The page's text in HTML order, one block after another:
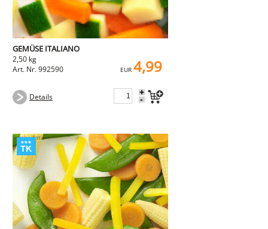
GEMÜSE ITALIANO
2,50 kg
Art. Nr. 992590
EUR 4,99
Details +
-